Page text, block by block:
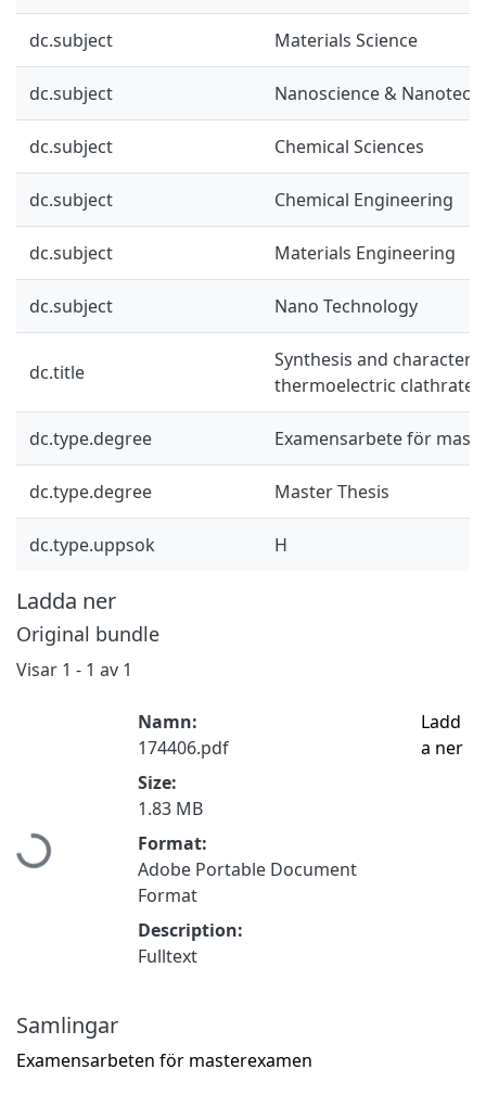
dc.subject Materials Science
dc.subject Nanoscience &
dc.subject Chemical Sciences
dc.subject Chemical Engineering
dc.subject Materials Engineering
dc.subject Nano Technology
dc.title
Synthesis and
thermoelectric clathrate
dc.type.degree Examensarbete för
dc.type.degree Master Thesis
dc.type.uppsok H
Ladda ner
Original bundle
Visar 1 - 1 av 1
Hämtar...
Namn:
174406.pdf
Size:
1.83 MB
Format:
Adobe Portable Document
Format
Description:
Fulltext
Ladd
a ner
Samlingar
Examensarbeten för masterexamen